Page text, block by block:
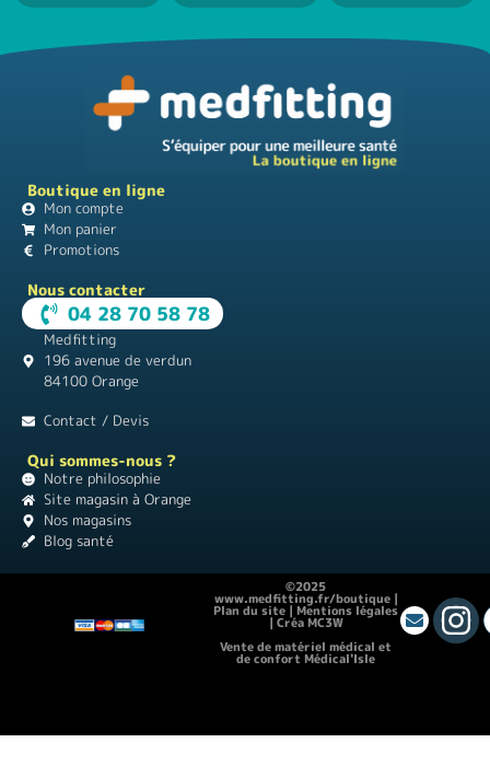
Boutique en ligne
Mon compte
Mon panier
Promotions
Nous contacter
04 28 70 58 78
Medfitting
196 avenue de verdun
84100 Orange
Contact / Devis
Qui sommes-nous ?
Notre philosophie
Site magasin à Orange
Nos magasins
Blog santé
©2025
www.medfitting.fr/boutique |
Plan du site | Mentions légales
| Créa MC3W
Vente de matériel médical et
de confort Médical'Isle